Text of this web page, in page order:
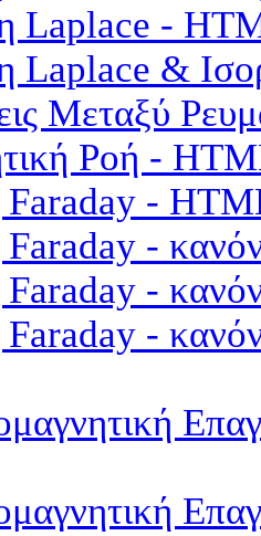
Laplace -
Laplace &
Μεταξύ
Ροή -
-
-
-
-